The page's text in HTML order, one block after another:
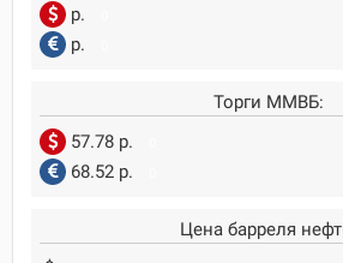
р.
р.
Торги ММВБ:
57.78 р.
68.52 р.
Цена барреля